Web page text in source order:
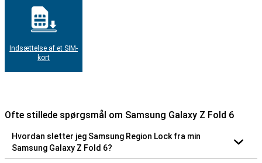
Indsættelse af et SIM-
kort
Ofte stillede spørgsmål om Samsung Galaxy Z Fold 6
Hvordan sletter jeg Samsung Region Lock fra min
Samsung Galaxy Z Fold 6?